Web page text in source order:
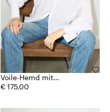
Voile-Hemd mit
Manschettenknöpfen
€ 175,00